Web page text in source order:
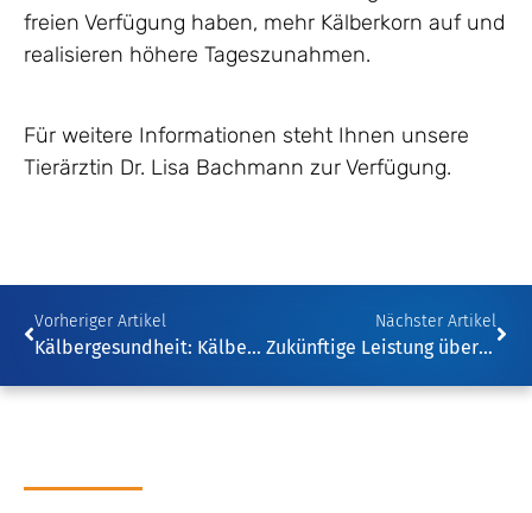
freien Verfügung haben, mehr Kälberkorn auf und
realisieren höhere Tageszunahmen.
Für weitere Informationen steht Ihnen unsere
Tierärztin Dr. Lisa Bachmann zur Verfügung.
Vorheriger Artikel
Kälbergesundheit: Kälberdurchfall – Ursachen, Auswirkungen, Prophylaxe und Behandlung
Nächster Artikel
Zukünftige Leistung über die durchschnittlichen Tageszunahmen vorhersagen